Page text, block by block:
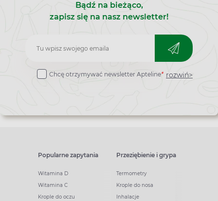
Bądź na bieżąco,
zapisz się na nasz newsletter!
Zapisz
do
Chcę otrzymywać newsletter Apteline* rozwiń>
Popularne zapytania
Witamina D
Witamina C
Krople do oczu
Przeziębienie i grypa
Termometry
Krople do nosa
Inhalacje